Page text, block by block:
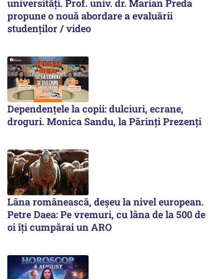
universități. Prof. univ. dr. Marian Preda
propune o nouă abordare a evaluării
studenților / video
Dependențele la copii: dulciuri, ecrane,
droguri. Monica Sandu, la Părinți Prezenți
Lâna românească, deșeu la nivel european.
Petre Daea: Pe vremuri, cu lâna de la 500 de
oi îți cumpărai un ARO